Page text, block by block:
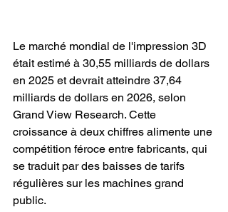
Le marché mondial de l'impression 3D
était estimé à 30,55 milliards de dollars
en 2025 et devrait atteindre 37,64
milliards de dollars en 2026, selon
Grand View Research. Cette
croissance à deux chiffres alimente une
compétition féroce entre fabricants, qui
se traduit par des baisses de tarifs
régulières sur les machines grand
public.